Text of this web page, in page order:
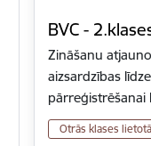
BVC -
Zināšanu
aizsardzības
Otrās klases